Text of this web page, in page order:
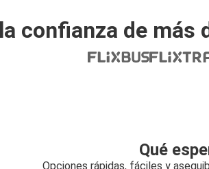
confianza de más
Qué
Opciones rápidas, fáciles y